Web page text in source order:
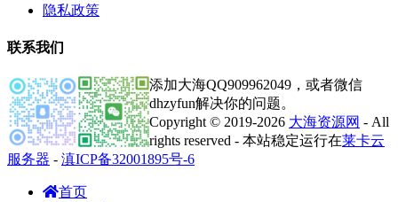
隐私政策
联系我们
添加大海QQ909962049，或者微信
dhzyfun解决你的问题。
Copyright © 2019-2026 大海资源网 - All
rights reserved - 本站稳定运行在莱卡云
服务器 - 滇ICP备32001895号-6
首页